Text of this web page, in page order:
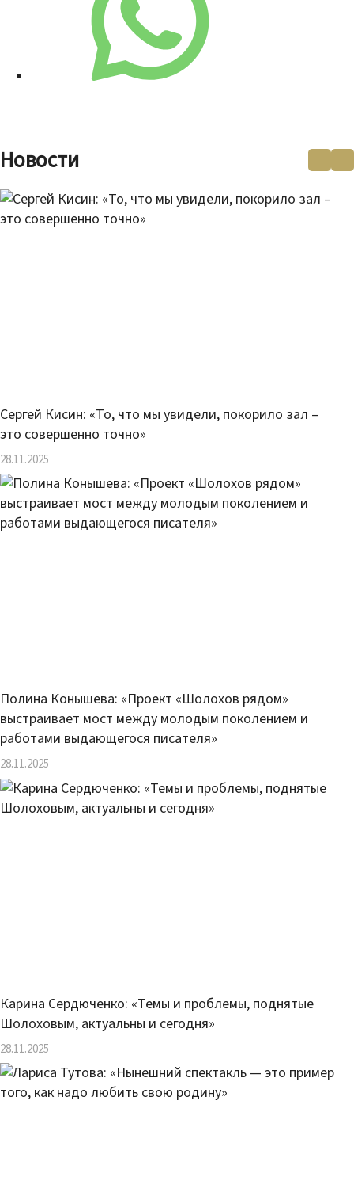
Новости
Сергей Кисин: «То, что мы увидели, покорило зал –
это совершенно точно»
28.11.2025
Полина Конышева: «Проект «Шолохов рядом»
выстраивает мост между молодым поколением и
работами выдающегося писателя»
28.11.2025
Карина Сердюченко: «Темы и проблемы, поднятые
Шолоховым, актуальны и сегодня»
28.11.2025